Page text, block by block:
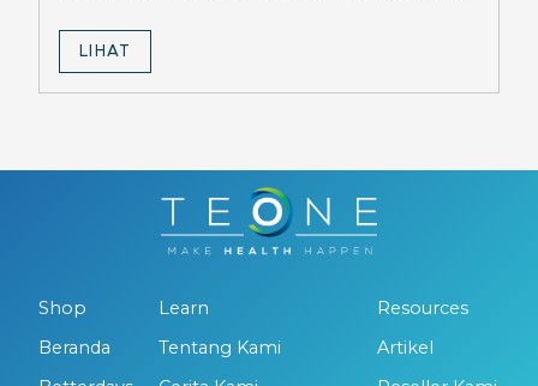
LIHAT
Shop
Beranda
Learn
Tentang Kami
Resources
Artikel